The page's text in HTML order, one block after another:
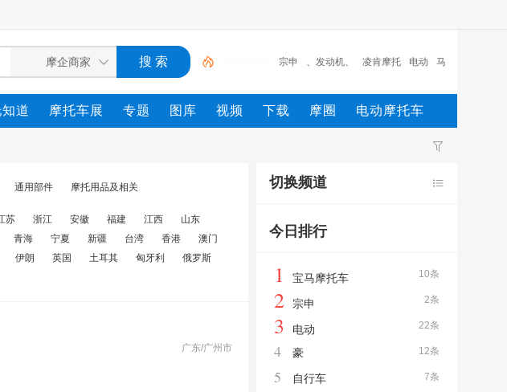
、发动机、 凌肯摩托 电动 马 铃木 自行
车 越野摩托车 豪 宝马摩托车
道 摩托车展 专题 图库 视频 下载 摩圈 电动摩托车
通用部件 摩托用品及相关
苏 浙江 安徽 福建 江西
山东
青海 宁夏 新疆 台湾 香港
澳门
伊朗 英国 土耳其 匈牙利
俄罗斯
广东/广州市
切换频道
今日排行
10条
1 宝马摩托车
2条
2 宗申
22条
3 电动
12条
4 豪
7条
5 自行车